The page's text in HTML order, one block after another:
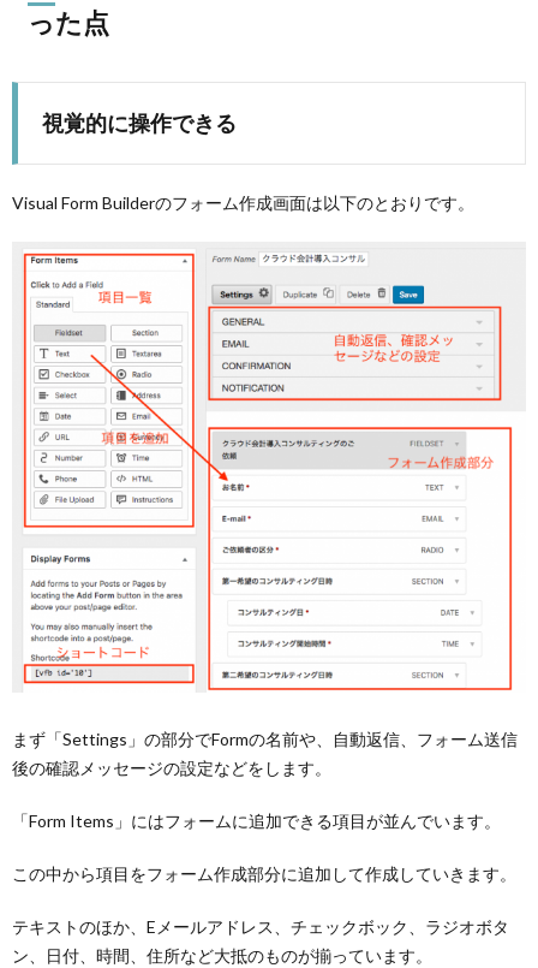
った点
視覚的に操作できる
Visual Form Builderのフォーム作成画面は以下のとおりです。
まず「Settings」の部分でFormの名前や、自動返信、フォーム送信
後の確認メッセージの設定などをします。
「Form Items」にはフォームに追加できる項目が並んでいます。
この中から項目をフォーム作成部分に追加して作成していきます。
テキストのほか、Eメールアドレス、チェックボック、ラジオボタ
ン、日付、時間、住所など大抵のものが揃っています。